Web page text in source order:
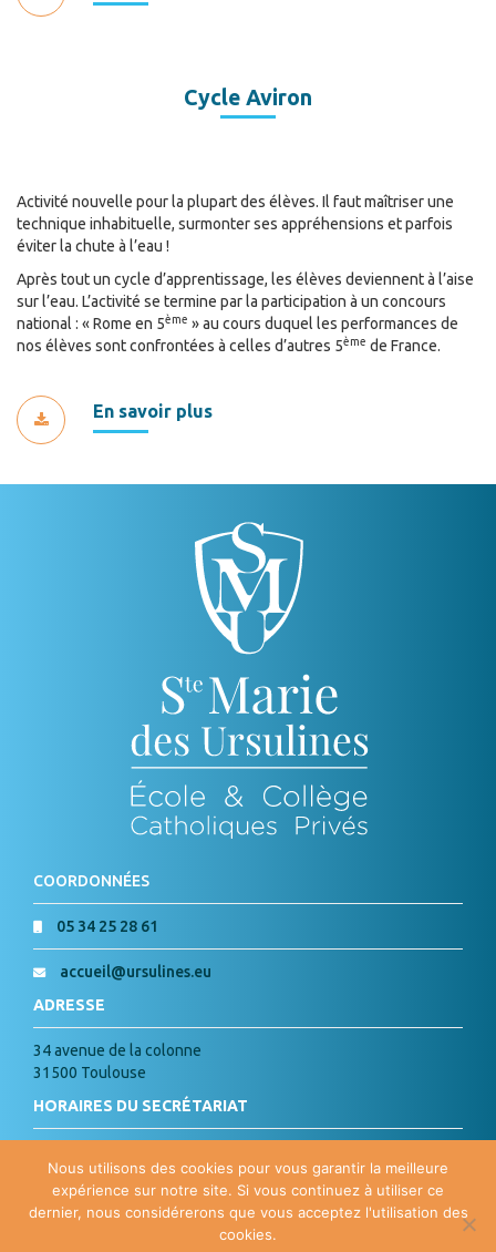
Cycle Aviron
Activité nouvelle pour la plupart des élèves. Il faut maîtriser une
technique inhabituelle, surmonter ses appréhensions et parfois
éviter la chute à l’eau !
Après tout un cycle d’apprentissage, les élèves deviennent à l’aise
sur l’eau. L’activité se termine par la participation à un concours
national : « Rome en 5ème » au cours duquel les performances de
nos élèves sont confrontées à celles d’autres 5ème de France.
En savoir plus
COORDONNÉES
05 34 25 28 61
accueil@ursulines.eu
ADRESSE
34 avenue de la colonne
31500 Toulouse
HORAIRES DU SECRÉTARIAT
de 8h à 18h
Mercredi : de 8h à 15h
Nous utilisons des cookies pour vous garantir la meilleure
expérience sur notre site. Si vous continuez à utiliser ce
dernier, nous considérerons que vous acceptez l'utilisation des
cookies.